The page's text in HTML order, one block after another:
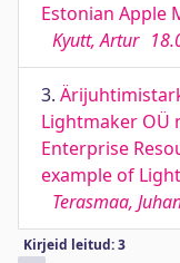
Estonian Apple
Kyutt, Artur
3.
Lightmaker OÜ
Enterprise
example of
Terasmaa,
Kirjeid leitud: 3